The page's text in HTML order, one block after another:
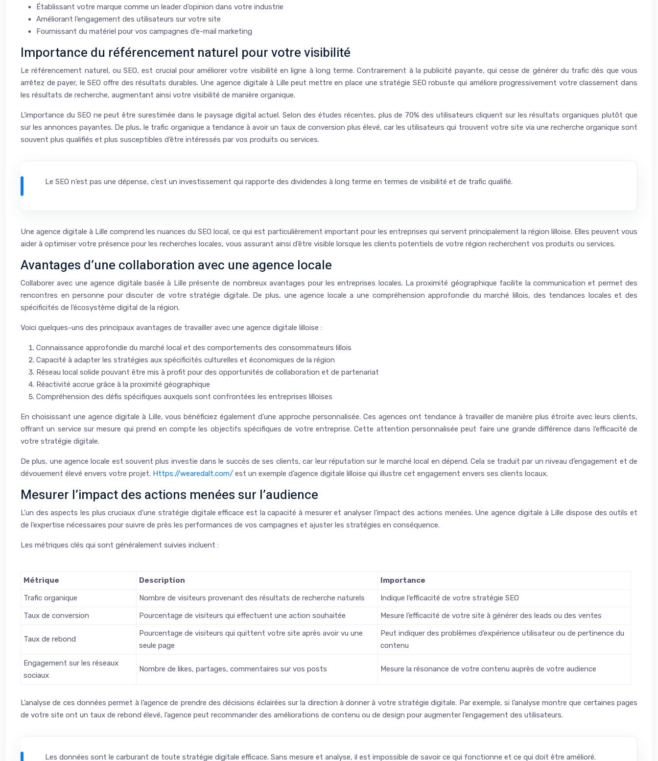
Établissant votre marque comme un leader d’opinion dans votre industrie
Améliorant l’engagement des utilisateurs sur votre site
Fournissant du matériel pour vos campagnes d’e-mail marketing
Importance du référencement naturel pour votre visibilité
Le référencement naturel, ou SEO, est crucial pour améliorer votre visibilité en ligne à long terme. Contrairement à la publicité payante, qui cesse de générer du trafic dès que vous
arrêtez de payer, le SEO offre des résultats durables. Une agence digitale à Lille peut mettre en place une stratégie SEO robuste qui améliore progressivement votre classement dans
les résultats de recherche, augmentant ainsi votre visibilité de manière organique.
L’importance du SEO ne peut être surestimée dans le paysage digital actuel. Selon des études récentes, plus de 70% des utilisateurs cliquent sur les résultats organiques plutôt que
sur les annonces payantes. De plus, le trafic organique a tendance à avoir un taux de conversion plus élevé, car les utilisateurs qui trouvent votre site via une recherche organique sont
souvent plus qualifiés et plus susceptibles d’être intéressés par vos produits ou services.
Le SEO n’est pas une dépense, c’est un investissement qui rapporte des dividendes à long terme en termes de visibilité et de trafic qualifié.
Une agence digitale à Lille comprend les nuances du SEO local, ce qui est particulièrement important pour les entreprises qui servent principalement la région lilloise. Elles peuvent vous
aider à optimiser votre présence pour les recherches locales, vous assurant ainsi d’être visible lorsque les clients potentiels de votre région recherchent vos produits ou services.
Avantages d’une collaboration avec une agence locale
Collaborer avec une agence digitale basée à Lille présente de nombreux avantages pour les entreprises locales. La proximité géographique facilite la communication et permet des
rencontres en personne pour discuter de votre stratégie digitale. De plus, une agence locale a une compréhension approfondie du marché lillois, des tendances locales et des
spécificités de l’écosystème digital de la région.
Voici quelques-uns des principaux avantages de travailler avec une agence digitale lilloise :
Connaissance approfondie du marché local et des comportements des consommateurs lillois
Capacité à adapter les stratégies aux spécificités culturelles et économiques de la région
Réseau local solide pouvant être mis à profit pour des opportunités de collaboration et de partenariat
Réactivité accrue grâce à la proximité géographique
Compréhension des défis spécifiques auxquels sont confrontées les entreprises lilloises
En choisissant une agence digitale à Lille, vous bénéficiez également d’une approche personnalisée. Ces agences ont tendance à travailler de manière plus étroite avec leurs clients,
offrant un service sur mesure qui prend en compte les objectifs spécifiques de votre entreprise. Cette attention personnalisée peut faire une grande différence dans l’efficacité de
votre stratégie digitale.
De plus, une agence locale est souvent plus investie dans le succès de ses clients, car leur réputation sur le marché local en dépend. Cela se traduit par un niveau d’engagement et de
dévouement élevé envers votre projet. Https://wearedalt.com/ est un exemple d’agence digitale lilloise qui illustre cet engagement envers ses clients locaux.
Mesurer l’impact des actions menées sur l’audience
L’un des aspects les plus cruciaux d’une stratégie digitale efficace est la capacité à mesurer et analyser l’impact des actions menées. Une agence digitale à Lille dispose des outils et
de l’expertise nécessaires pour suivre de près les performances de vos campagnes et ajuster les stratégies en conséquence.
Les métriques clés qui sont généralement suivies incluent :
Métrique Description
Importance
Trafic organique
Nombre de visiteurs provenant des résultats de recherche naturels
Indique l’efficacité de votre stratégie SEO
Taux de conversion
Pourcentage de visiteurs qui effectuent une action souhaitée Mesure l’efficacité de votre site à générer des leads ou des ventes
Taux de rebond
Pourcentage de visiteurs qui quittent votre site après avoir vu une
seule page
Peut indiquer des problèmes d’expérience utilisateur ou de pertinence du
contenu
Engagement sur les réseaux
sociaux
Nombre de likes, partages, commentaires sur vos posts Mesure la résonance de votre contenu auprès de votre audience
L’analyse de ces données permet à l’agence de prendre des décisions éclairées sur la direction à donner à votre stratégie digitale. Par exemple, si l’analyse montre que certaines pages
de votre site ont un taux de rebond élevé, l’agence peut recommander des améliorations de contenu ou de design pour augmenter l’engagement des utilisateurs.
Les données sont le carburant de toute stratégie digitale efficace. Sans mesure et analyse, il est impossible de savoir ce qui fonctionne et ce qui doit être amélioré.